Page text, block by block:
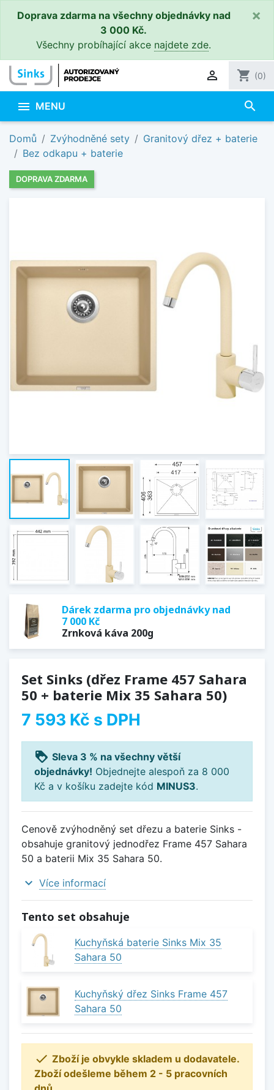
Doprava zdarma na všechny objednávky nad
3 000 Kč.
Všechny probíhající akce najdete zde.
×
 shopping_cart (0)
 MENU search
Domů Zvýhodněné sety
Granitový dřez + baterie
Bez odkapu + baterie
DOPRAVA ZDARMA
Dárek zdarma pro objednávky nad
7 000 Kč
Zrnková káva 200g
Set Sinks (dřez Frame 457 Sahara
50 + baterie Mix 35 Sahara 50)
7 593 Kč s DPH
loyalty Sleva 3 % na všechny větší
objednávky! Objednejte alespoň za 8 000
Kč a v košíku zadejte kód MINUS3.
Cenově zvýhodněný set dřezu a baterie Sinks -
obsahuje granitový jednodřez Frame 457 Sahara
50 a baterii Mix 35 Sahara 50.
expand_more Více informací
Tento set obsahuje
Kuchyňská baterie Sinks Mix 35
Sahara 50
Kuchyňský dřez Sinks Frame 457
Sahara 50
 Zboží je obvykle skladem u dodavatele.
Zboží odešleme během 2 - 5 pracovních